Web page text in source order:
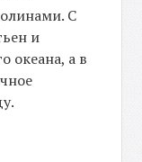
С
и
океана, а в